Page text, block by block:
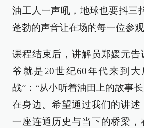
油工人一声吼，地球也要抖三
蓬勃的声音让在场的每一位参观
课程结束后，讲解员郑媛元告
爷就是20世纪60年代来到大
战”：“从小听着油田上的故事
在身边。希望通过我们的讲述
一座连通历史与当下的桥梁，